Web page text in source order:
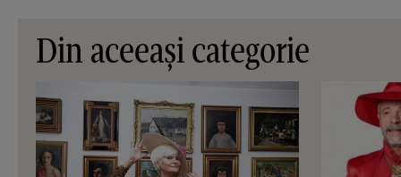
Din aceeași categorie